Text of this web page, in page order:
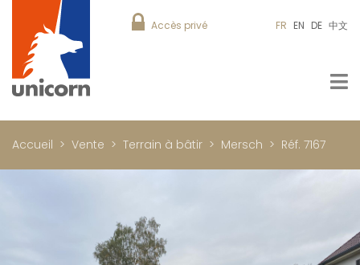
Accès privé FR EN DE 中文
Accueil Vente Terrain à bâtir Mersch Réf. 7167